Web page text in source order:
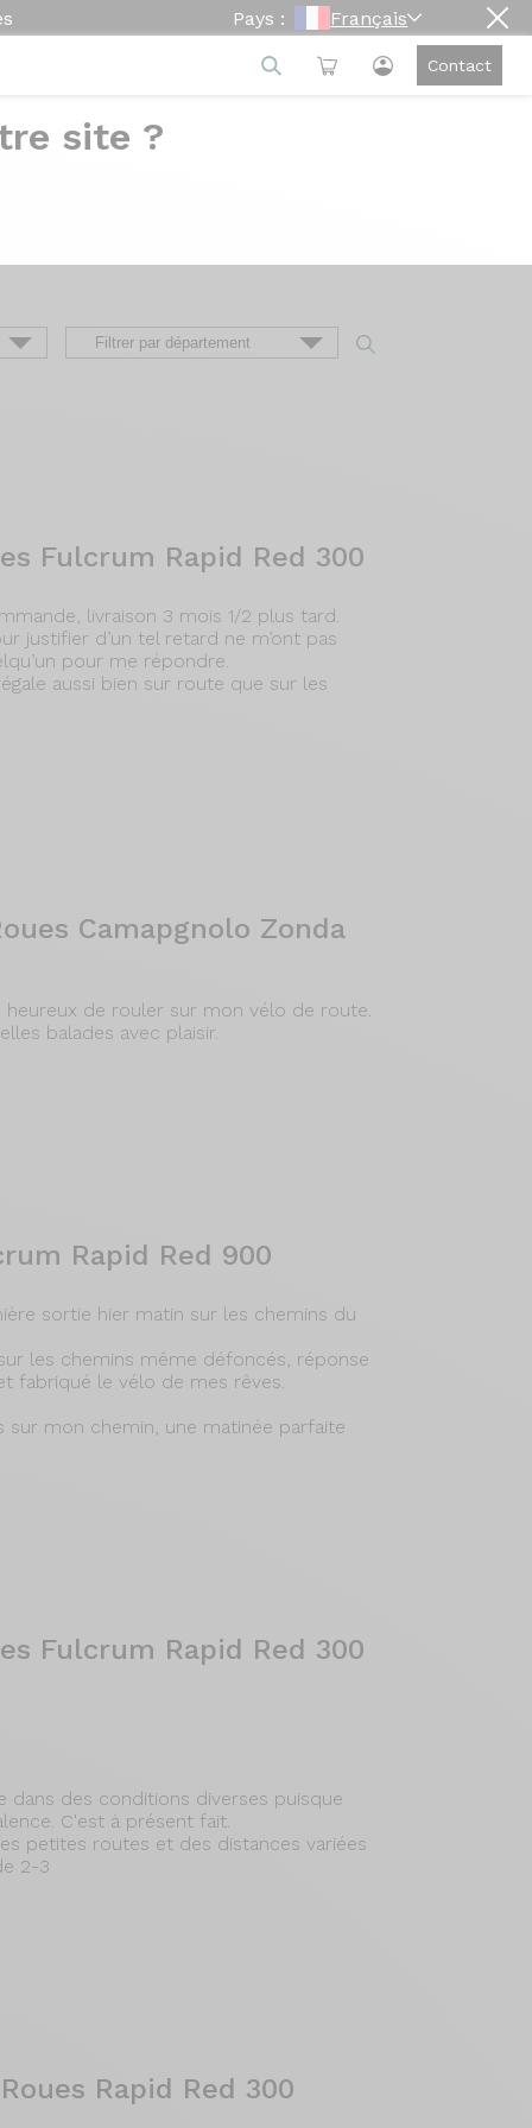
Pays : Français
Contact
site ?
du vélo à sa livraison, en passant
Fulcrum Rapid Red 300
livraison 3 mois 1/2 plus tard.
justifier d’un tel retard ne m’ont pas
pour me répondre.
aussi bien sur route que sur les
Camapgnolo Zonda
de rouler sur mon vélo de route.
balades avec plaisir.
Rapid Red 900
sortie hier matin sur les chemins du
les chemins même défoncés, réponse
fabriqué le vélo de mes rêves.
mon chemin, une matinée parfaite
Fulcrum Rapid Red 300
dans des conditions diverses puisque
C'est à présent fait.
petites routes et des distances variées
2-3
Rapid Red 300